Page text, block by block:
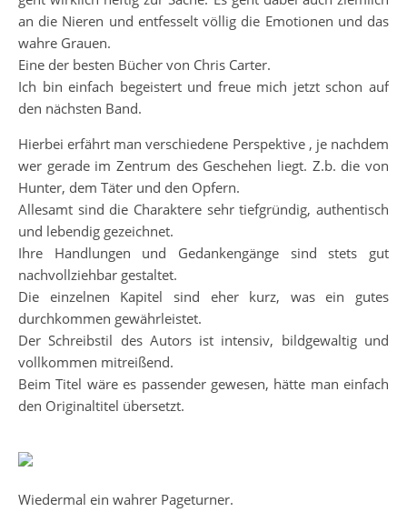
an die Nieren und entfesselt völlig die Emotionen und das
wahre Grauen.
Eine der besten Bücher von Chris Carter.
Ich bin einfach begeistert und freue mich jetzt schon auf
den nächsten Band.
Hierbei erfährt man verschiedene Perspektive , je nachdem
wer gerade im Zentrum des Geschehen liegt. Z.b. die von
Hunter, dem Täter und den Opfern.
Allesamt sind die Charaktere sehr tiefgründig, authentisch
und lebendig gezeichnet.
Ihre Handlungen und Gedankengänge sind stets gut
nachvollziehbar gestaltet.
Die einzelnen Kapitel sind eher kurz, was ein gutes
durchkommen gewährleistet.
Der Schreibstil des Autors ist intensiv, bildgewaltig und
vollkommen mitreißend.
Beim Titel wäre es passender gewesen, hätte man einfach
den Originaltitel übersetzt.
Wiedermal ein wahrer Pageturner.